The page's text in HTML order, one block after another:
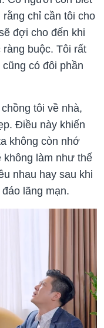
chỉ cần tôi cho
đợi cho đến khi
buộc. Tôi rất
có đôi phần
tôi về nhà,
Điều này khiến
không còn nhớ
không làm như thế
nhau hay sau khi
lãng mạn.